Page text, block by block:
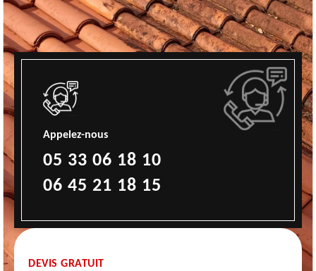
Appelez-nous
05 33 06 18 10
06 45 21 18 15
DEVIS GRATUIT